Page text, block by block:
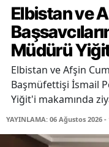
Elbistan ve
Müdürü
Elbistan ve Afşin
Başmüfettişi İsmail
Yiğit'i makamında
YAYINLAMA: 06 Ağustos 2026 -